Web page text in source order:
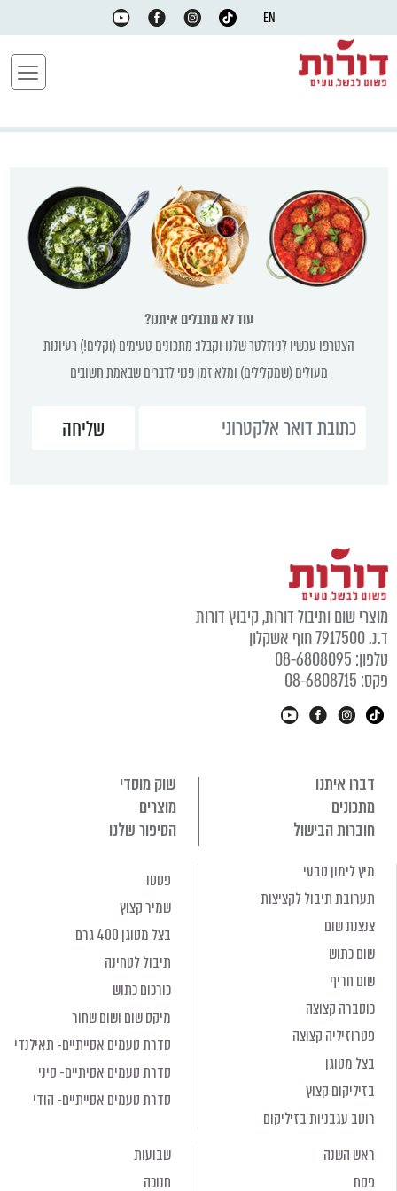
EN
עוד לא מתבלים איתנו?
הצטרפו עכשיו לניוזלטר שלנו וקבלו: מתכונים טעימים (וקלים!) רעיונות
מעולים (שמקלילים) ומלא זמן פנוי לדברים שבאמת חשובים
מוצרי שום ותיבול דורות, קיבוץ דורות
ד.נ. 7917500 חוף אשקלון
טלפון: 08-6808095
פקס: 08-6808715
דברו איתנו
שוק מוסדי
מתכונים
מוצרים
חוברות הבישול
הסיפור שלנו
מיץ לימון טבעי
תערובת תיבול לקציצות
צנצנת שום
שום כתוש
שום חריף
כוסברה קצוצה
פטרוזיליה קצוצה
בצל מטוגן
בזיליקום קצוץ
רוטב עגבניות בזיליקום
פסטו
שמיר קצוץ
בצל מטוגן 400 גרם
תיבול לטחינה
כורכום כתוש
מיקס שום ושום שחור
סדרת טעמים אסייתיים- תאילנדי
סדרת טעמים אסיתיים- סיני
סדרת טעמים אסייתיים- הודי
ראש השנה
פסח
שבועות
חנוכה